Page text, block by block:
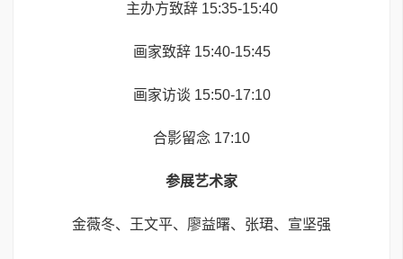
主办方致辞 15:35-15:40
画家致辞 15:40-15:45
画家访谈 15:50-17:10
合影留念 17:10
参展艺术家
金薇冬、王文平、廖益曙、张珺、宣坚强